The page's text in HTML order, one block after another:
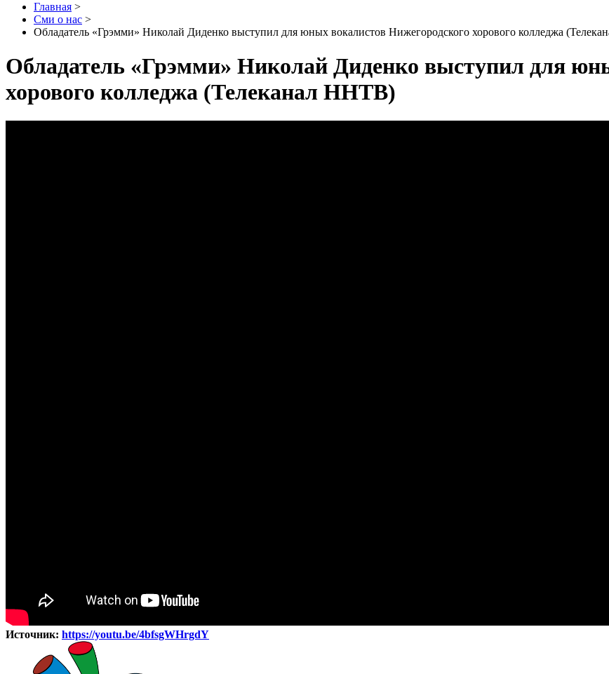
Главная >
Сми о нас >
Обладатель «Грэмми» Николай Диденко выступил для юных вокалистов Нижегородского хорового колледжа
Обладатель «Грэмми» Николай Диденко выступил для
хорового колледжа (Телеканал ННТВ)
Источник: https://youtu.be/4bfsgWHrgdY